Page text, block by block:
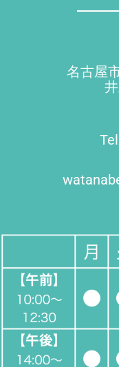
名古屋